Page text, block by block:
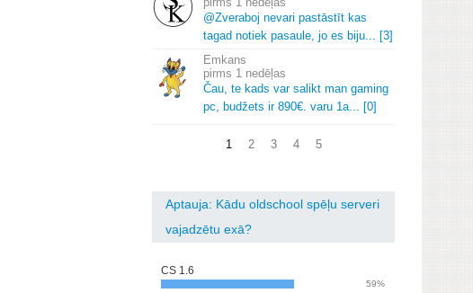
@Zveraboj nevari pastāstīt kas
tagad notiek pasaule, jo es biju.
[3]
Emkans
1 nedēļas
Čau, te kads var salikt man gaming
pc, budžets ir 890€. varu 1a. [0]
1 2 3 4 5
Aptauja: Kādu oldschool spēļu serveri
vajadzētu exā?
CS 1.6
59%